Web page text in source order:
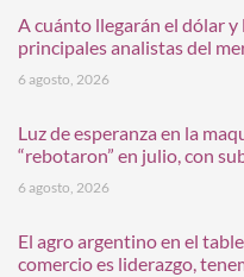
A cuánto llegarán el dólar
principales analistas del
6 agosto, 2026
Luz de esperanza en la
“rebotaron” en julio, con
6 agosto, 2026
El agro argentino en el
comercio es liderazgo,